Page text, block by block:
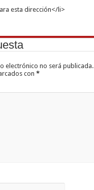
esta dirección</li>
electrónico no será publicada.
con*